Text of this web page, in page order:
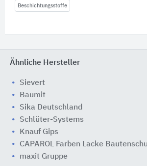
Beschichtungsstoffe
Ähnliche Hersteller
Sievert
Baumit
Sika Deutschland
Schlüter-Systems
Knauf Gips
CAPAROL Farben Lacke
maxit Gruppe